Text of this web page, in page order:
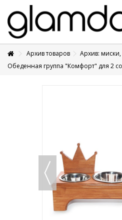
+7 495 1250410
Архив товаров Архив:
Обеденная группа "Комфорт" для 2